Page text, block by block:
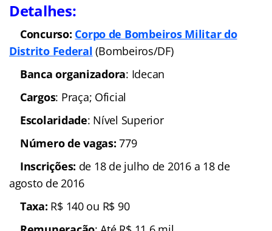
Detalhes:
Concurso: Corpo de Bombeiros Militar do
Distrito Federal (Bombeiros/DF)
Banca organizadora: Idecan
Cargos: Praça; Oficial
Escolaridade: Nível Superior
Número de vagas: 779
Inscrições: de 18 de julho de 2016 a 18 de
agosto de 2016
Taxa: R$ 140 ou R$ 90